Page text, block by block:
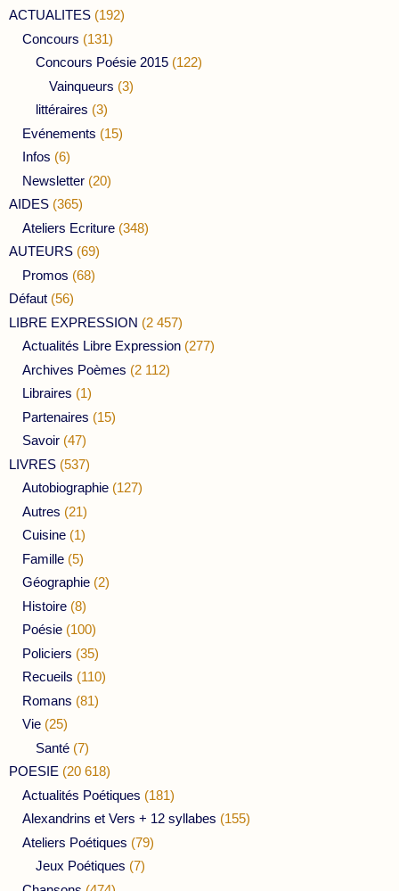
ACTUALITES (192)
Concours (131)
Concours Poésie 2015 (122)
Vainqueurs (3)
littéraires (3)
Evénements (15)
Infos (6)
Newsletter (20)
AIDES (365)
Ateliers Ecriture (348)
AUTEURS (69)
Promos (68)
Défaut (56)
LIBRE EXPRESSION (2 457)
Actualités Libre Expression (277)
Archives Poèmes (2 112)
Libraires (1)
Partenaires (15)
Savoir (47)
LIVRES (537)
Autobiographie (127)
Autres (21)
Cuisine (1)
Famille (5)
Géographie (2)
Histoire (8)
Poésie (100)
Policiers (35)
Recueils (110)
Romans (81)
Vie (25)
Santé (7)
POESIE (20 618)
Actualités Poétiques (181)
Alexandrins et Vers + 12 syllabes (155)
Ateliers Poétiques (79)
Jeux Poétiques (7)